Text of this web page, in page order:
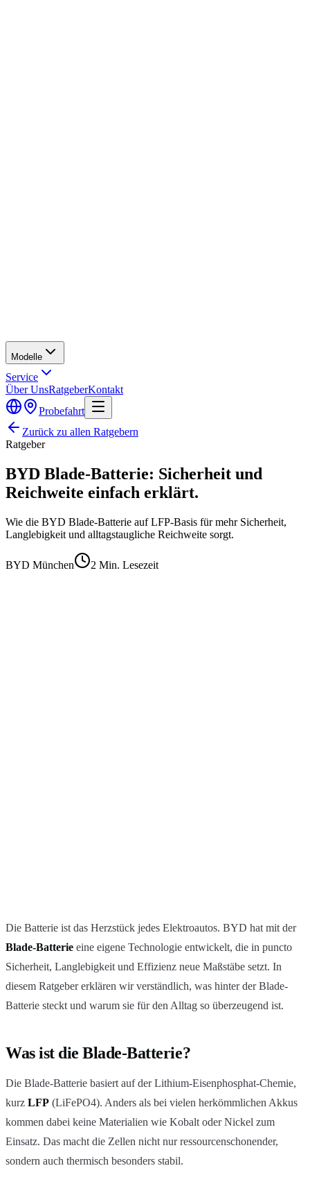
Modelle
Service
Über UnsRatgeberKontakt
Probefahrt
Zurück zu allen Ratgebern
Ratgeber
BYD Blade-Batterie: Sicherheit und
Reichweite einfach erklärt.
Wie die BYD Blade-Batterie auf LFP-Basis für mehr Sicherheit,
Langlebigkeit und alltagstaugliche Reichweite sorgt.
BYD München 2 Min. Lesezeit
Die Batterie ist das Herzstück jedes Elektroautos. BYD hat mit der
Blade-Batterie eine eigene Technologie entwickelt, die in puncto
Sicherheit, Langlebigkeit und Effizienz neue Maßstäbe setzt. In
diesem Ratgeber erklären wir verständlich, was hinter der Blade-
Batterie steckt und warum sie für den Alltag so überzeugend ist.
Was ist die Blade-Batterie?
Die Blade-Batterie basiert auf der Lithium-Eisenphosphat-Chemie,
kurz LFP (LiFePO4). Anders als bei vielen herkömmlichen Akkus
kommen dabei keine Materialien wie Kobalt oder Nickel zum
Einsatz. Das macht die Zellen nicht nur ressourcenschonender,
sondern auch thermisch besonders stabil.